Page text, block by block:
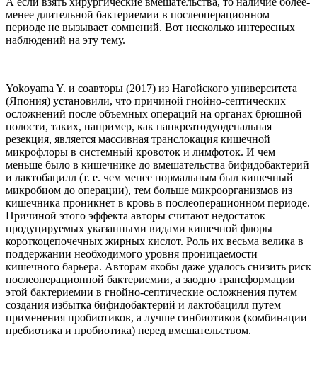
менее длительной бактериемии в послеоперационном
периоде не вызывает сомнений. Вот несколько интересных
наблюдений на эту тему.
Yokoyama Y. и соавторы (2017) из Нагойского университета
(Япония) установили, что причиной гнойно-септических
осложнений после объемных операций на органах брюшной
полости, таких, например, как панкреатодуоденальная
резекция, является массивная транслокация кишечной
микрофлоры в системный кровоток и лимфоток. И чем
меньше было в кишечнике до вмешательства бифидобактерий
и лактобацилл (т. е. чем менее нормальным был кишечный
микробиом до операции), тем больше микроорганизмов из
кишечника проникнет в кровь в послеоперационном периоде.
Причиной этого эффекта авторы считают недостаток
продуцируемых указанными видами кишечной флоры
короткоцепочечных жирных кислот. Роль их весьма велика в
поддержании необходимого уровня проницаемости
кишечного барьера. Авторам якобы даже удалось снизить риск
послеоперационной бактериемии, а заодно трансформации
этой бактериемии в гнойно-септические осложнения путем
создания избытка бифидобактерий и лактобацилл путем
применения пробиотиков, а лучше синбиотиков (комбинации
пребиотика и пробиотика) перед вмешательством.